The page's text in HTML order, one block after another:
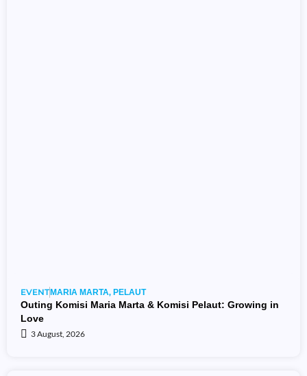
EVENT MARIA MARTA, PELAUT
Outing Komisi Maria Marta & Komisi Pelaut: Growing in
Love
3 August, 2026